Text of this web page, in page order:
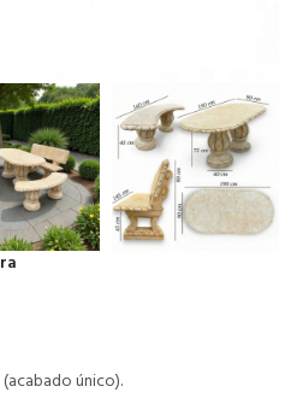
único).